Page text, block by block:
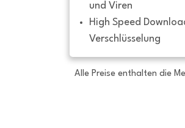
und Viren
High Speed
Verschlüsselung
Alle Preise enthalten die